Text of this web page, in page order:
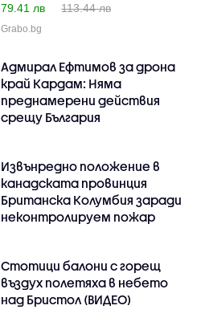
79.41 лв
113.44 лв
Grabo.bg
Адмирал Ефтимов за дрона
край Кардам: Няма
преднамерени действия
срещу България
Извънредно положение в
канадската провинция
Британска Колумбия заради
неконтролируем пожар
Стотици балони с горещ
въздух полетяха в небето
над Бристол (ВИДЕО)